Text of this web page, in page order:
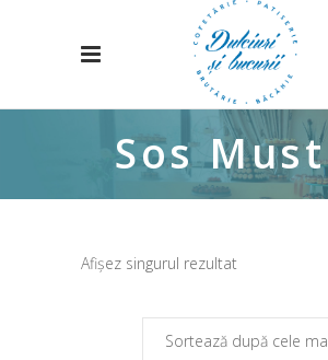
Sos
Afișez singurul rezultat